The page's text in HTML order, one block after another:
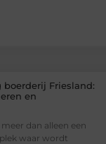
boerderij Friesland:
en
dan alleen een
waar wordt